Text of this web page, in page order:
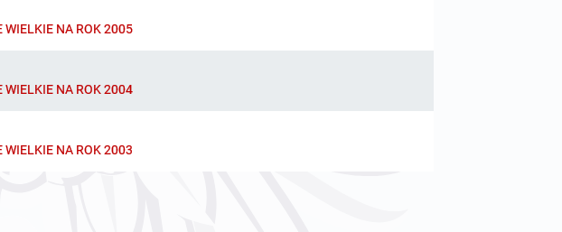
WIELKIE NA ROK 2005
WIELKIE NA ROK 2004
WIELKIE NA ROK 2003